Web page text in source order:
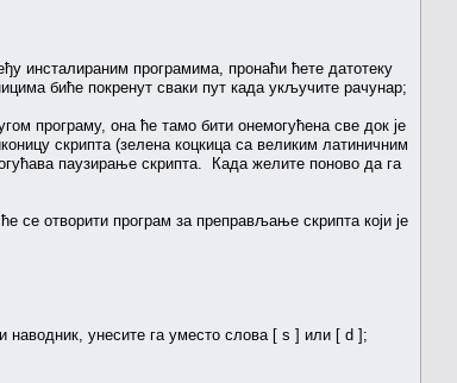
инсталираним програмима, пронаћи ћете датотеку
биће покренут сваки пут када укључите рачунар;
програму, она ће тамо бити онемогућена све док је
скрипта (зелена коцкица са великим латиничним
паузирање скрипта. Када желите поново да га
се отворити програм за преправљање скрипта који је
наводник, унесите га уместо слова [ s ] или [ d ];